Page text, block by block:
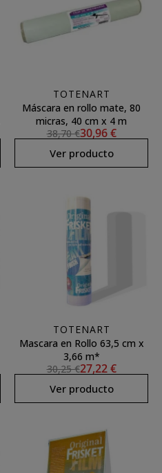
TOTENART
Máscara en rollo mate, 80
micras, 40 cm x 4 m
38,70 €30,96 €
Ver producto
TOTENART
Mascara en Rollo 63,5 cm x
3,66 m*
30,25 €27,22 €
Ver producto